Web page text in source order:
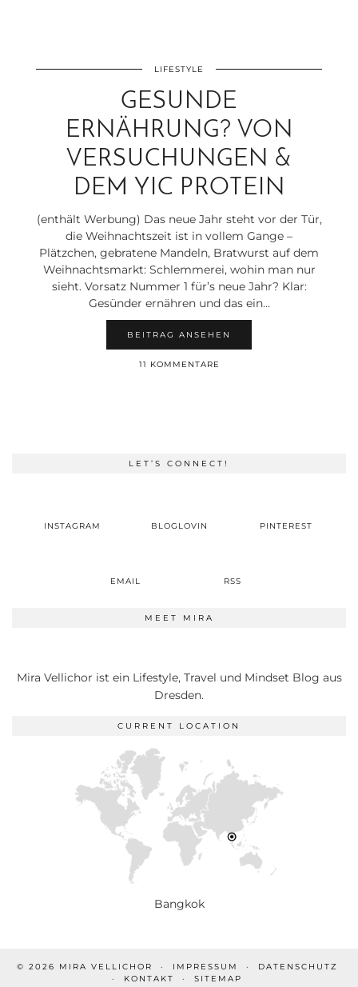
LIFESTYLE
GESUNDE
ERNÄHRUNG? VON
VERSUCHUNGEN &
DEM YIC PROTEIN
(enthält Werbung) Das neue Jahr steht vor der Tür,
die Weihnachtszeit ist in vollem Gange –
Plätzchen, gebratene Mandeln, Bratwurst auf dem
Weihnachtsmarkt: Schlemmerei, wohin man nur
sieht. Vorsatz Nummer 1 für’s neue Jahr? Klar:
Gesünder ernähren und das ein…
BEITRAG ANSEHEN
11 KOMMENTARE
LET’S CONNECT!
INSTAGRAM BLOGLOVIN PINTEREST
EMAIL RSS
MEET MIRA
Mira Vellichor ist ein Lifestyle, Travel und Mindset Blog aus
Dresden.
CURRENT LOCATION
Bangkok
© 2026 MIRA VELLICHOR IMPRESSUM
DATENSCHUTZ
KONTAKT
SITEMAP